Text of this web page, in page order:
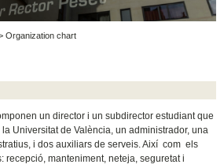
Organization chart
un director i un subdirector estudiant que
Universitat de València, un administrador, una
i dos auxiliars de serveis. Així com els
recepció, manteniment, neteja, seguretat i